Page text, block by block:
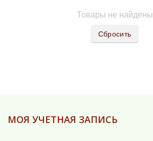
Товары не найдены
Сбросить
МОЯ УЧЕТНАЯ ЗАПИСЬ